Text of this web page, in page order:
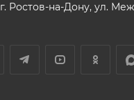
г. Ростов-на-Дону, ул.